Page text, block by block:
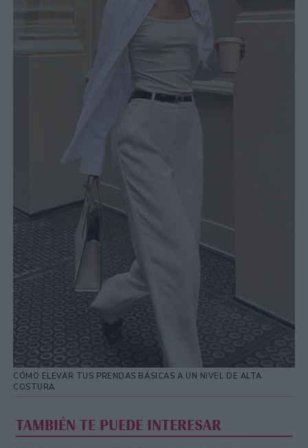
CÓMO ELEVAR TUS PRENDAS BÁSICAS A UN NIVEL DE ALTA
COSTURA
TAMBIÉN TE PUEDE INTERESAR